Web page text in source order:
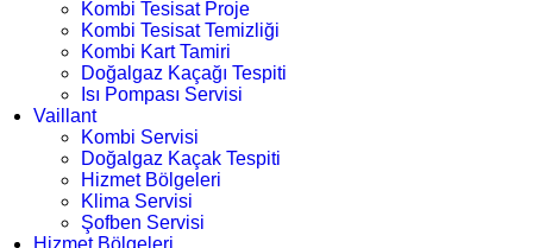
Kombi Tesisat Proje
Kombi Tesisat Temizliği
Kombi Kart Tamiri
Doğalgaz Kaçağı Tespiti
Isı Pompası Servisi
Vaillant
Kombi Servisi
Doğalgaz Kaçak Tespiti
Hizmet Bölgeleri
Klima Servisi
Şofben Servisi
Hizmet Bölgeleri